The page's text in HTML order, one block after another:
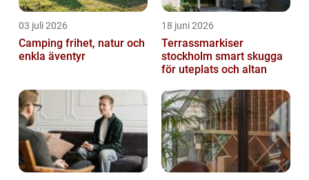
03 juli 2026
Camping frihet, natur och
enkla äventyr
18 juni 2026
Terrassmarkiser
stockholm smart skugga
för uteplats och altan